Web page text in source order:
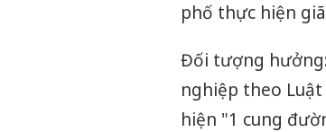
phố thực hiện
Đối tượng
nghiệp theo
hiện "1 cung